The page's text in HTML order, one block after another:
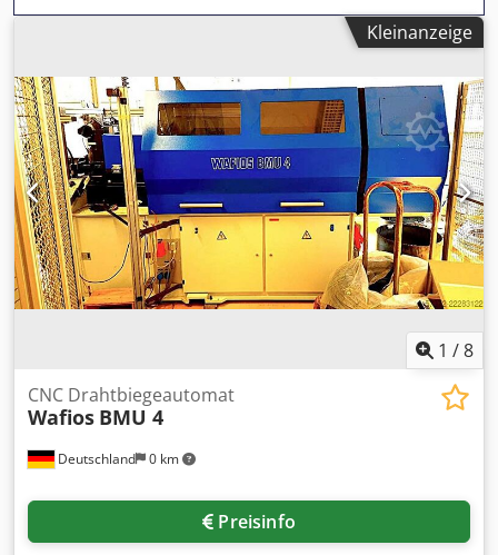
Kleinanzeige
1 /8
Deutschland 0 km
CNC Drahtbiegeautomat
Wafios BMU 4
Preisinfo